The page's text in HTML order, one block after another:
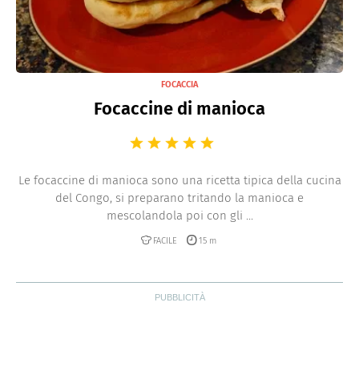
FOCACCIA
Focaccine di manioca
Le focaccine di manioca sono una ricetta tipica della cucina
del Congo, si preparano tritando la manioca e
mescolandola poi con gli ...
FACILE 15 m